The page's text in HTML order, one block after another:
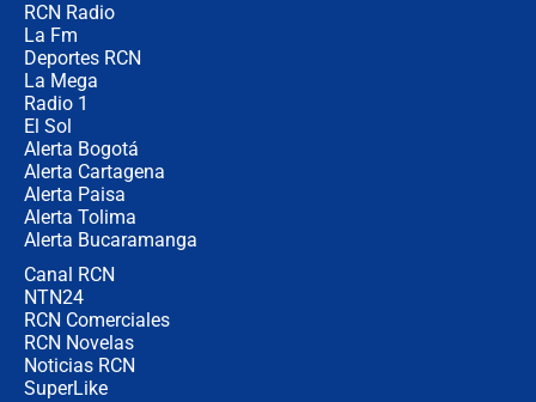
RCN Radio
La Fm
Deportes RCN
La Mega
Radio 1
El Sol
Alerta Bogotá
Alerta Cartagena
Alerta Paisa
Alerta Tolima
Alerta Bucaramanga
Canal RCN
NTN24
RCN Comerciales
RCN Novelas
Noticias RCN
SuperLike